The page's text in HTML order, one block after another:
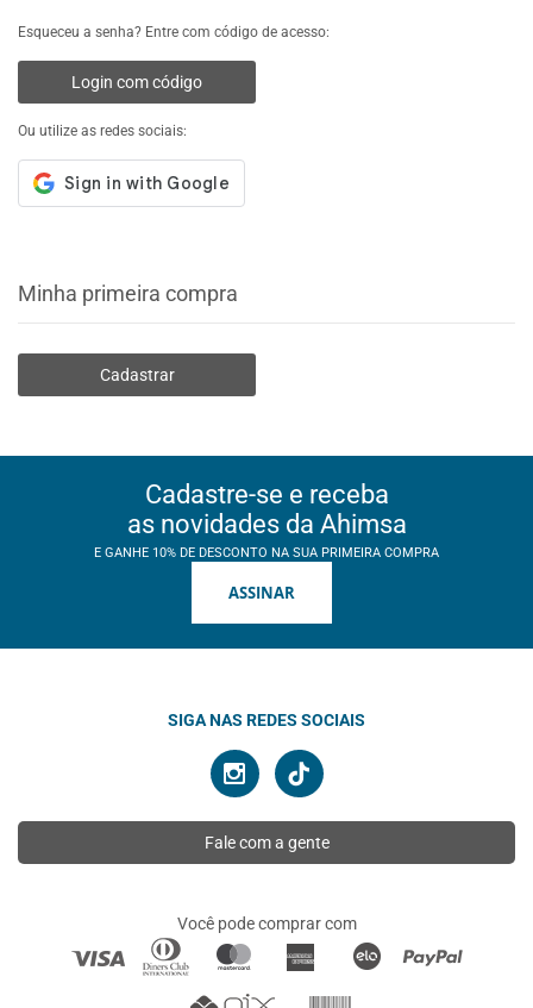
Esqueceu a senha? Entre com código de acesso:
Login com código
Ou utilize as redes sociais:
Minha primeira compra
Cadastrar
Cadastre-se e receba
as novidades da Ahimsa
E GANHE 10% DE DESCONTO NA SUA PRIMEIRA COMPRA
ASSINAR
SIGA NAS REDES SOCIAIS
Fale com a gente
Você pode comprar com